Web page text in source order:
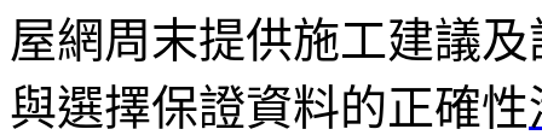
屋網周末提供施工建議及
與選擇保證資料的正確性